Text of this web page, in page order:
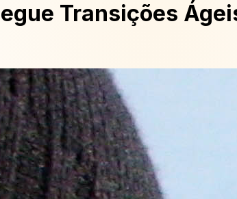
Transições